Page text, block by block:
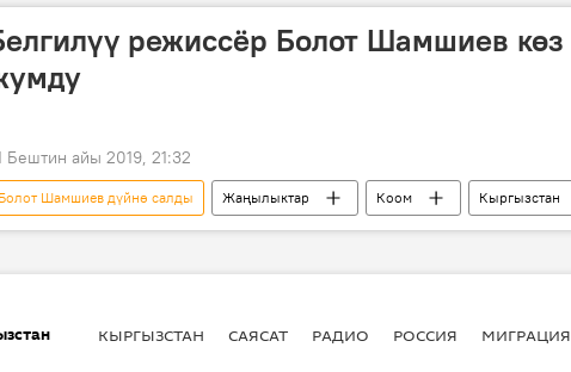
режиссёр Болот Шамшиев көз
Бештин айы 2019, 21:32
Болот Шамшиев дүйнө салды Жаңылыктар Коом Кыргызстан
Болот Шамшиев өлүм
КЫРГЫЗСТАН САЯСАТ РАДИО РОССИЯ МИГРАЦИЯ